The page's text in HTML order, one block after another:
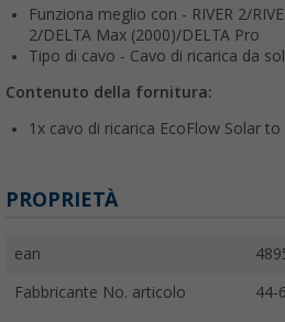
Funziona meglio con - RIVER 2/
2/DELTA Max (2000)/DELTA Pro
Tipo di cavo - Cavo di ricarica da
Contenuto della fornitura:
1x cavo di ricarica EcoFlow Solar to
PROPRIETÀ
ean
Fabbricante No. articolo 44-